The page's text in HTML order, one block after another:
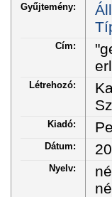
Gyűjtemény:
Cím:
Létrehozó:
Kiadó:
Dátum:
Nyelv: